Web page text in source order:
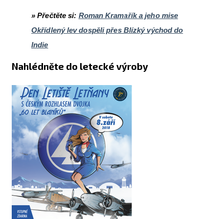
» Přečtěte si: Roman Kramařík a jeho mise
Okřídlený lev dospěli přes Blízký východ do
Indie
Nahlédněte do letecké výroby